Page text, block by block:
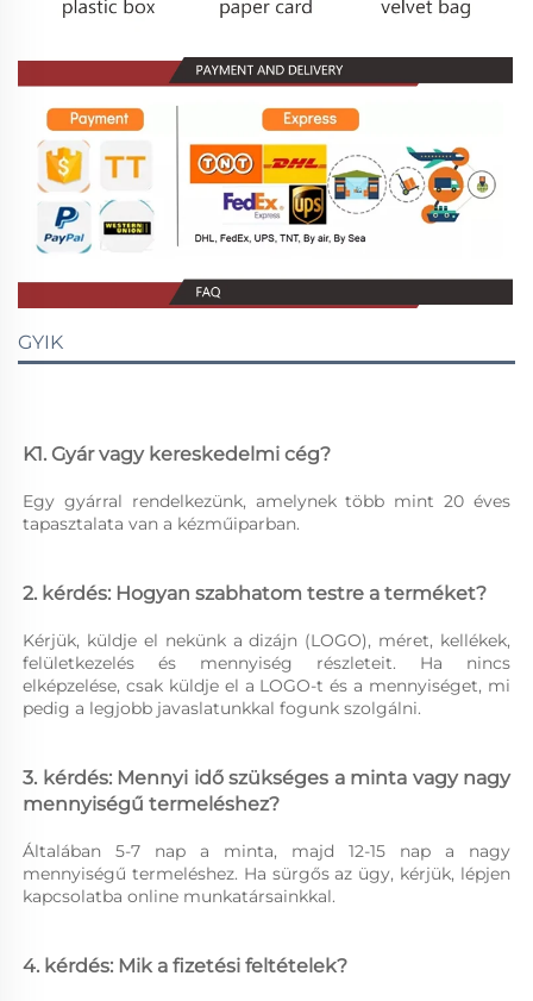
GYIK
K1. Gyár vagy kereskedelmi cég?
Egy gyárral rendelkezünk, amelynek több mint 20 éves
tapasztalata van a kézműiparban.
2. kérdés: Hogyan szabhatom testre a terméket?
Kérjük, küldje el nekünk a dizájn (LOGO), méret, kellékek,
felületkezelés és mennyiség részleteit. Ha nincs
elképzelése, csak küldje el a LOGO-t és a mennyiséget, mi
pedig a legjobb javaslatunkkal fogunk szolgálni.
3. kérdés: Mennyi idő szükséges a minta vagy nagy
mennyiségű termeléshez?
Általában 5-7 nap a minta, majd 12-15 nap a nagy
mennyiségű termeléshez. Ha sürgős az ügy, kérjük, lépjen
kapcsolatba online munkatársainkkal.
4. kérdés: Mik a fizetési feltételek?